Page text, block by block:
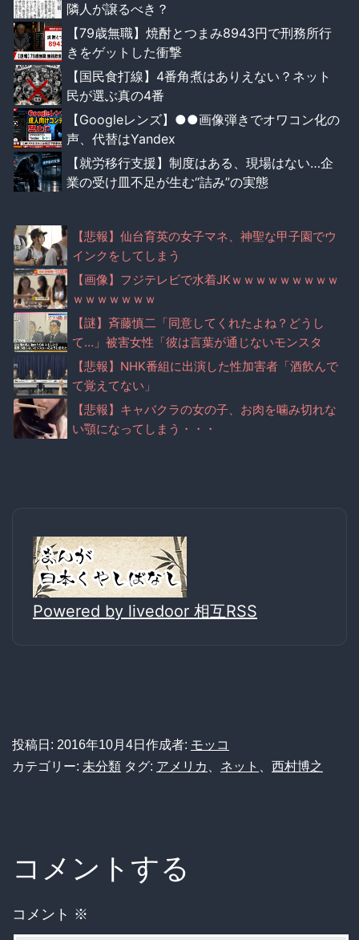
隣人が譲るべき？
【79歳無職】焼酎とつまみ8943円で刑務所行
きをゲットした衝撃
【国民食打線】4番角煮はありえない？ネット
民が選ぶ真の4番
【Googleレンズ】●●画像弾きでオワコン化の
声、代替はYandex
【就労移行支援】制度はある、現場はない…企
業の受け皿不足が生む“詰み”の実態
【悲報】仙台育英の女子マネ、神聖な甲子園でウ
インクをしてしまう
【画像】フジテレビで水着JKｗｗｗｗｗｗｗｗｗ
ｗｗｗｗｗｗｗ
【謎】斉藤慎二「同意してくれたよね？どうし
て…」被害女性「彼は言葉が通じないモンスタ
ー」
【悲報】NHK番組に出演した性加害者「酒飲んで
て覚えてない」
【悲報】キャバクラの女の子、お肉を噛み切れな
い顎になってしまう・・・
Powered by livedoor 相互RSS
投稿日: 2016年10月4日 作成者: モッコ
カテゴリー: 未分類 タグ: アメリカ ネット 西村博之
コメントする
コメント ※